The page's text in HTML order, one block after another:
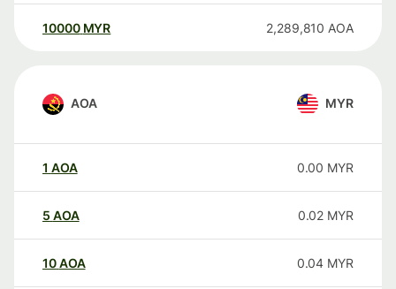
10000 MYR 2,289,810 AOA
AOA MYR
1 AOA 0.00 MYR
5 AOA 0.02 MYR
10AOA 0.04 MYR